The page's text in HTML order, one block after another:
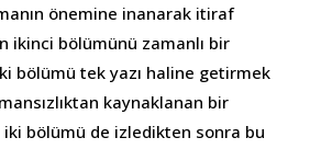
önemine inanarak itiraf
ikinci bölümünü zamanlı bir
bölümü tek yazı haline getirmek
kaynaklanan bir
bölümü de izledikten sonra bu